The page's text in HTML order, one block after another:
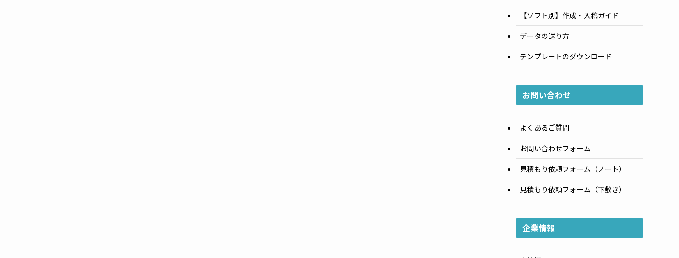
【ソフト別】作成・入稿ガイド
データの送り方
テンプレートのダウンロード
お問い合わせ
よくあるご質問
お問い合わせフォーム
見積もり依頼フォーム（ノート）
見積もり依頼フォーム（下敷き）
企業情報